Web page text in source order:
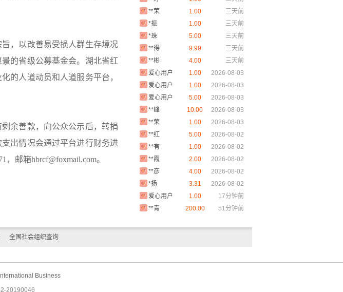
，以改善易受损人群生存境况
的省级公募基金会。湖北省红
的人道动员和人道服务平台，
余善款，向公众公示后，转捐
出情况会通过平台进行财务进
邮箱hbrcf@foxmail.com。
**荣
1.00
三天前
*振
1.00
三天前
*珠
5.00
三天前
**得
9.99
三天前
**彬
4.00
三天前
爱心用户
1.00
2026-08-03
爱心用户
1.00
2026-08-03
爱心用户
5.00
2026-08-03
**峰
10.00
2026-08-03
**荣
1.00
2026-08-03
**红
5.00
2026-08-02
**有
1.00
2026-08-02
**霞
2.00
2026-08-02
**彦
4.00
2026-08-02
*扬
3.31
2026-08-02
爱心用户
1.00
17分钟前
**青
200.00
51分钟前
**锦
50.00
今天
全国社会组织查询
International Business
20190046